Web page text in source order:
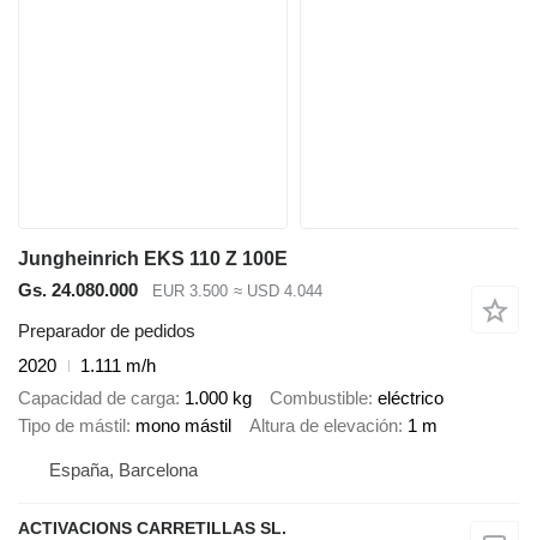
Jungheinrich EKS 110 Z 100E
Gs. 24.080.000
EUR 3.500 ≈ USD 4.044
Preparador de pedidos
2020
1.111 m/h
Capacidad de carga 1.000 kg Combustible eléctrico
Tipo de mástil mono mástil Altura de elevación 1 m
España, Barcelona
ACTIVACIONS CARRETILLAS SL.